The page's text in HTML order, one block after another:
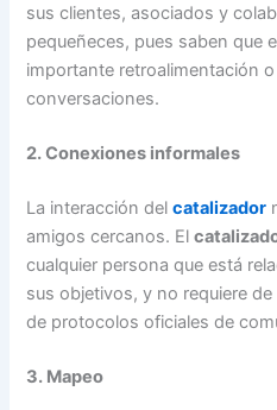
sus clientes, asociados y
pequeñeces, pues saben que
importante retroalimentación
conversaciones.
2. Conexiones informales
La interacción delcatalizador
amigos cercanos. El
cualquier persona que está
sus objetivos, y no requiere
de protocolos oficiales de
3. Mapeo